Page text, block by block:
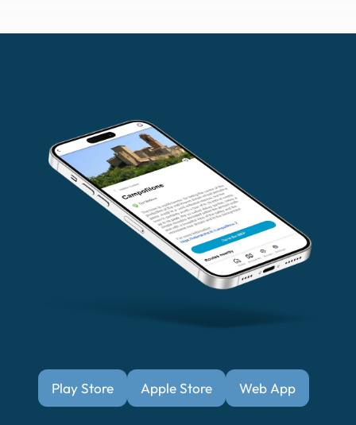
Play Store Apple Store Web App